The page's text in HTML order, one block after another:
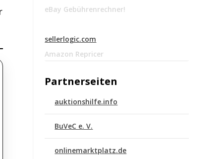
eBay Gebührenrechner!
sellerlogic.com
Amazon Repricer
Partnerseiten
auktionshilfe.info
BuVeC e. V.
onlinemarktplatz.de